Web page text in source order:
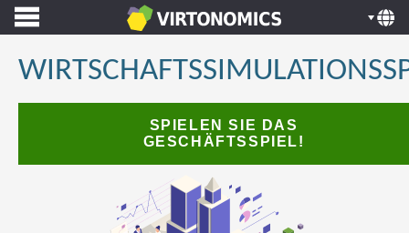
SPIELEN SIE DAS
GESCHÄFTSSPIEL!